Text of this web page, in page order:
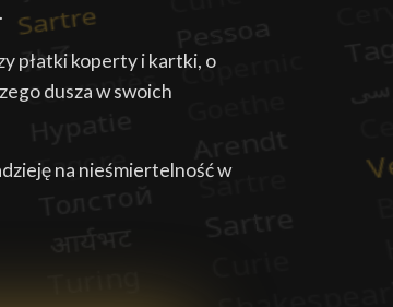
płatki koperty i kartki, o
dusza w swoich
na nieśmiertelność w